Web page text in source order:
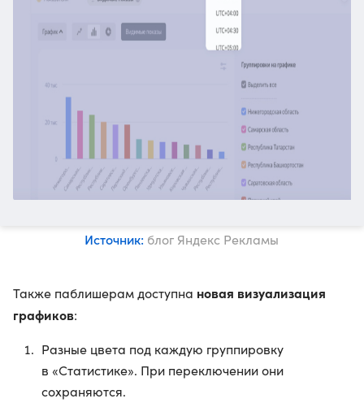
Источник: блог Яндекс Рекламы
Также паблишерам доступна новая визуализация
графиков:
Разные цвета под каждую группировку
в «Статистике». При переключении они
сохраняются.